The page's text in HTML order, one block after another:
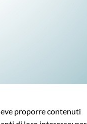
proporre contenuti